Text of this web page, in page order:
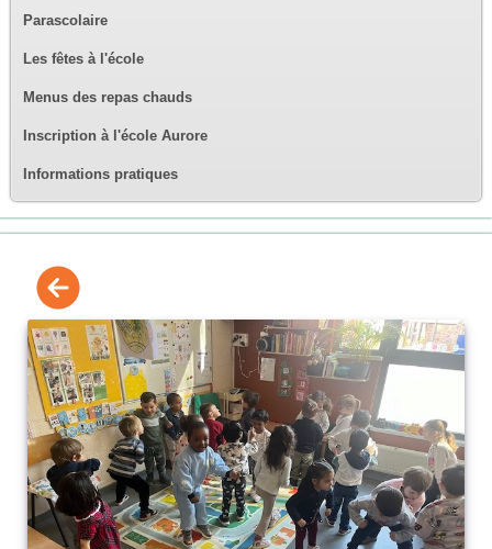
Parascolaire
Les fêtes à l'école
Menus des repas chauds
Inscription à l'école Aurore
Informations pratiques